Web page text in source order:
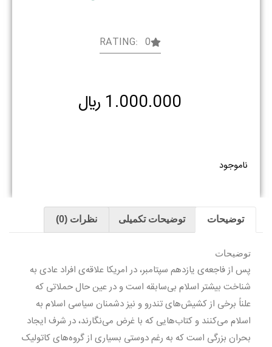
RATING: 0
1.000.000 ﷼
ناموجود
توضیحات توضیحات تکمیلی نظرات (0)
توضیحات
پس از فاجعه‌ی یازدهم سپتامبر، در امریکا علاقه‌ی افراد عادی به
شناخت بیشتر اسلام بی‌سابقه است و در عین حال حملاتی که
علناً برخی از کشیش‌های تندرو و نیز دشمنان سیاسی اسلام به
اسلام می‌کنند و کتاب‌هایی که با غرض می‌نگارند، در شرف ایجاد
بحران بزرگی است که به رغم دوستی بسیاری از گروه‌های کاتولیک